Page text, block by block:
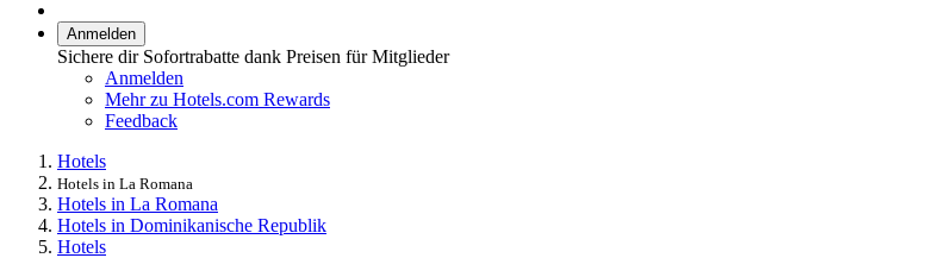
Anmelden
Sichere dir Sofortrabatte dank Preisen für Mitglieder
Anmelden
Mehr zu Hotels.com Rewards
Feedback
Hotels
Hotels in La Romana
Hotels in La Romana
Hotels in Dominikanische Republik
Hotels